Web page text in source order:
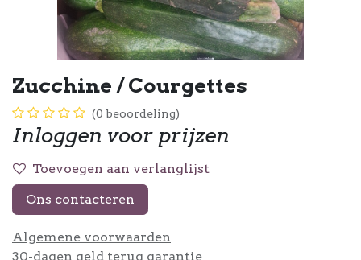
Zucchine / Courgettes
(0 beoordeling)
Inloggen voor prijzen
Toevoegen aan verlanglijst
Ons contacteren
Algemene voorwaarden
30-dagen geld terug garantie